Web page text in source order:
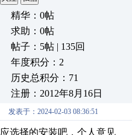
精华：0帖
求助：0帖
帖子：5帖 | 135回
年度积分：2
历史总积分：71
注册：2012年8月16日
发表于：2024-02-03 08:36:51
应选择的安装吧，个人意见